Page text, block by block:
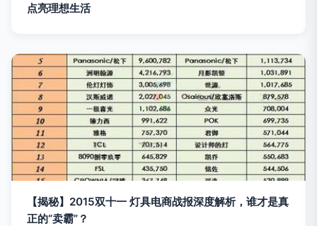
点亮理想生活
【揭秘】2015双十一 灯具电商战报深度解析，谁才是真
正的“卖霸”？